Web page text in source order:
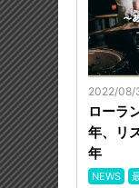
2022/08/
ローラ
年、リ
年
NEWS